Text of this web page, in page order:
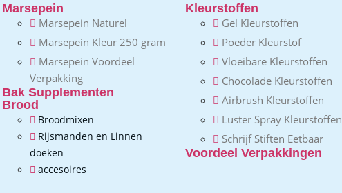
Marsepein
Marsepein Naturel
Marsepein Kleur 250 gram
Marsepein Voordeel
Verpakking
Bak Supplementen
Brood
Broodmixen
Rijsmanden en Linnen
doeken
accesoires
Kleurstoffen
Gel Kleurstoffen
Poeder Kleurstof
Vloeibare Kleurstoffen
Chocolade Kleurstoffen
Airbrush Kleurstoffen
Luster Spray Kleurstoffen
Schrijf Stiften Eetbaar
Voordeel Verpakkingen